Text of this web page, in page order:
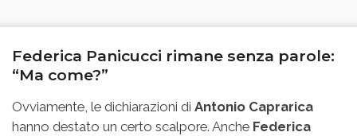
Federica Panicucci rimane senza parole:
“Ma come?”
Ovviamente, le dichiarazioni di Antonio Caprarica
hanno destato un certo scalpore. Anche Federica